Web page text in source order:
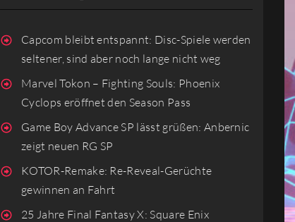
Capcom bleibt entspannt: Disc-Spiele werden
seltener, sind aber noch lange nicht weg
Marvel Tokon – Fighting Souls: Phoenix
Cyclops eröffnet den Season Pass
Game Boy Advance SP lässt grüßen: Anbernic
zeigt neuen RG SP
KOTOR-Remake: Re-Reveal-Gerüchte
gewinnen an Fahrt
25 Jahre Final Fantasy X: Square Enix